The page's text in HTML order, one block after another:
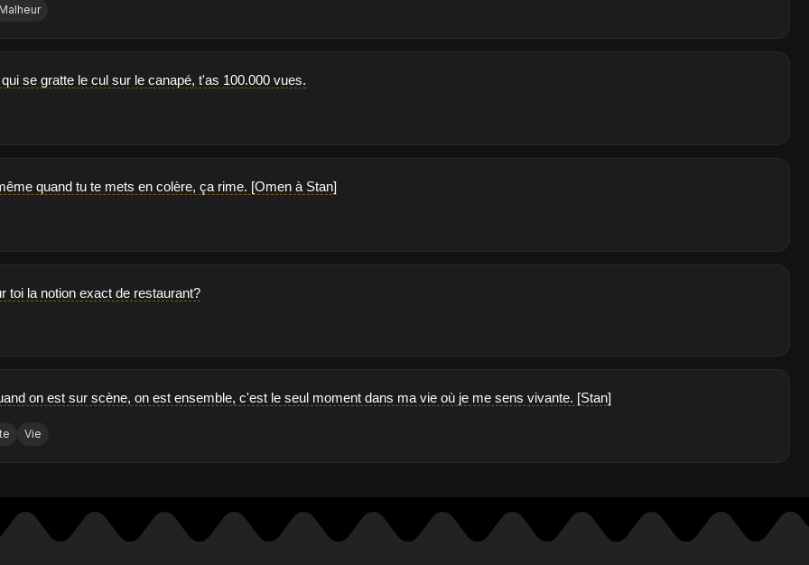
Malheur
se gratte le cul sur le canapé, t'as 100.000 vues.
quand tu te mets en colère, ça rime. [Omen à Stan]
toi la notion exact de restaurant?
on est sur scène, on est ensemble, c'est le seul moment dans ma vie où je me sens vivante. [Stan]
Vie